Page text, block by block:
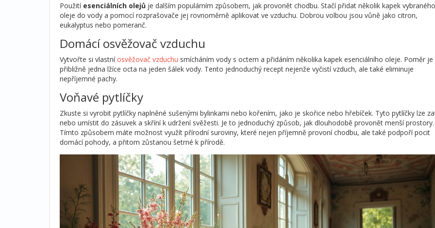
Použití esenciálních olejů je dalším populárním způsobem, jak provonět chodbu. Stačí přidat několik kapek vybraného
oleje do vody a pomocí rozprašovače jej rovnoměrně aplikovat ve vzduchu. Dobrou volbou jsou vůně jako citron,
eukalyptus nebo pomeranč.
Domácí osvěžovač vzduchu
Vytvořte si vlastníosvěžovač vzduchu smícháním vody s octem a přidáním několika kapek esenciálního oleje. Poměr je
přibližně jedna lžíce octa na jeden šálek vody. Tento jednoduchý recept nejenže vyčistí vzduch, ale také eliminuje
nepříjemné pachy.
Voňavé pytlíčky
Zkuste si vyrobit pytlíčky naplněné sušenými bylinkami nebo kořením, jako je skořice nebo hřebíček. Tyto pytlíčky lze
nebo umístit do zásuvek a skříní k udržení svěžesti. Je to jednoduchý způsob, jak dlouhodobě provonět menší prostory.
Tímto způsobem máte možnost využít přírodní suroviny, které nejen příjemně provoní chodbu, ale také podpoří pocit
domácí pohody, a přitom zůstanou šetrné k přírodě.